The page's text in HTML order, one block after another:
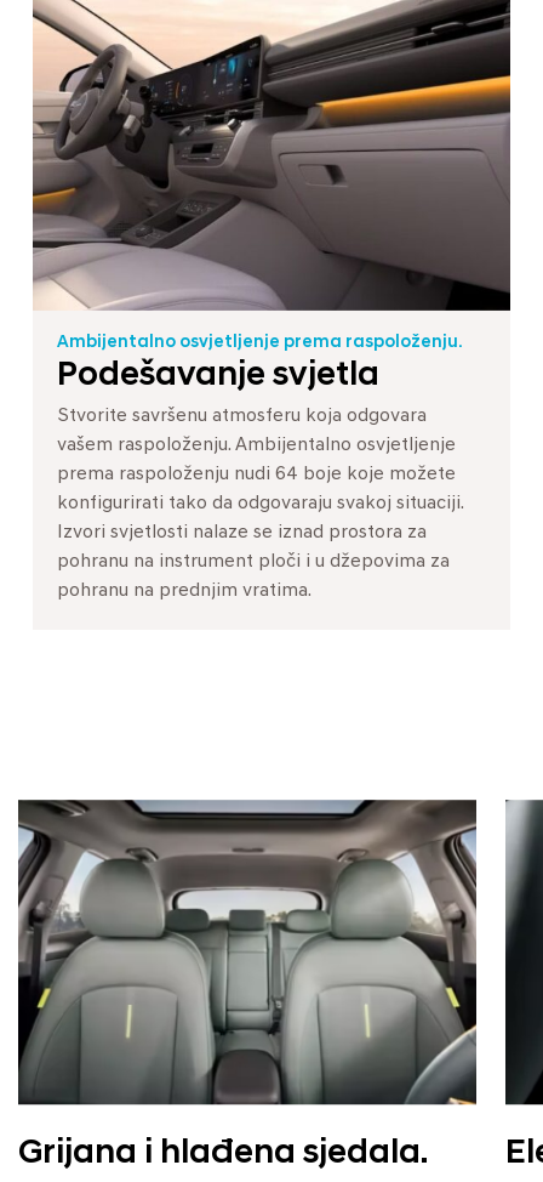
Ambijentalno osvjetljenje prema raspoloženju.
Podešavanje svjetla
Stvorite savršenu atmosferu koja odgovara
vašem raspoloženju. Ambijentalno osvjetljenje
prema raspoloženju nudi 64 boje koje možete
konfigurirati tako da odgovaraju svakoj situaciji.
Izvori svjetlosti nalaze se iznad prostora za
pohranu na instrument ploči i u džepovima za
pohranu na prednjim vratima.
Grijana i hlađena sjedala.